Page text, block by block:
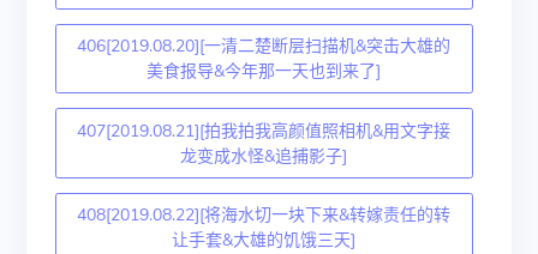
406[2019.08.20][一清二楚断层扫描机&突击大雄的
美食报导&今年那一天也到来了]
407[2019.08.21][拍我拍我高颜值照相机&用文字接
龙变成水怪&追捕影子]
408[2019.08.22][将海水切一块下来&转嫁责任的转
让手套&大雄的饥饿三天]